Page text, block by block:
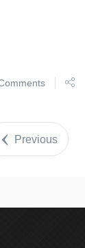
Previous